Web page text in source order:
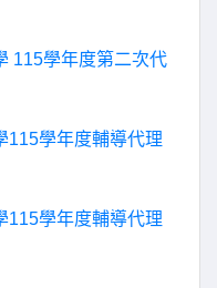
115學年度第二次代
115學年度輔導代理
115學年度輔導代理